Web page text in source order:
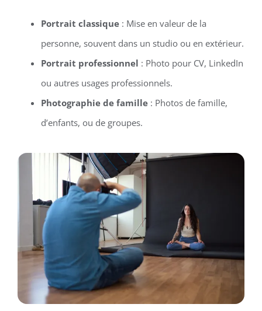
Portrait classique: Mise en valeur de la
personne, souvent dans un studio ou en extérieur.
Portrait professionnel : Photo pour CV, LinkedIn
ou autres usages professionnels.
Photographie de famille: Photos de famille,
d’enfants, ou de groupes.